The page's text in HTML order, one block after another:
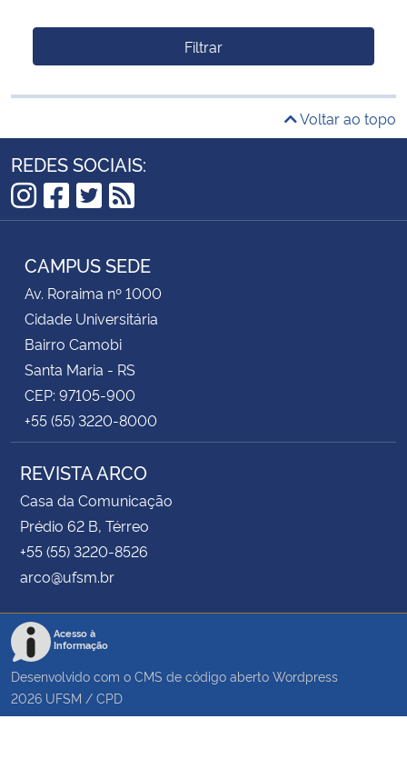
Filtrar
Voltar ao topo
REDES SOCIAIS:
Instagram
Facebook
Twitter
RSS
CAMPUS SEDE
Av. Roraima nº 1000
Cidade Universitária
Bairro Camobi
Santa Maria - RS
CEP: 97105-900
+55 (55) 3220-8000
REVISTA ARCO
Casa da Comunicação
Prédio 62 B, Térreo
+55 (55) 3220-8526
arco@ufsm.br
Acesso à
Informação
Desenvolvido com o CMS de código aberto Wordpress
2026 UFSM / CPD